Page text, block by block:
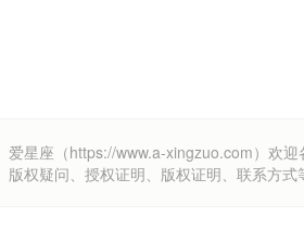
爱星座（https://www.a-xingzuo.com）欢
版权疑问、授权证明、版权证明、联系方